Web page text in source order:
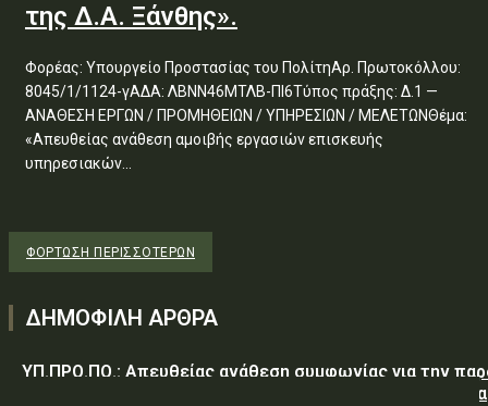
της Δ.Α. Ξάνθης».
Φορέας: Υπουργείο Προστασίας του ΠολίτηΑρ. Πρωτοκόλλου:
8045/1/1124-γΑΔΑ: ΛΒΝΝ46ΜΤΛΒ-ΠΙ6Τύπος πράξης: Δ.1 —
ΑΝΑΘΕΣΗ ΕΡΓΩΝ / ΠΡΟΜΗΘΕΙΩΝ / ΥΠΗΡΕΣΙΩΝ / ΜΕΛΕΤΩΝΘέμα:
«Απευθείας ανάθεση αμοιβής εργασιών επισκευής
υπηρεσιακών...
ΦΌΡΤΩΣΗ ΠΕΡΙΣΣΟΤΈΡΩΝ
ΔΗΜΟΦΙΛΗ ΑΡΘΡΑ
ΥΠ.ΠΡΟ.ΠΟ.: Απευθείας ανάθεση συμφωνίας για την
υπηρεσιών κλειδαρά για τη σφράγιση οικίας στα Μέγαρα